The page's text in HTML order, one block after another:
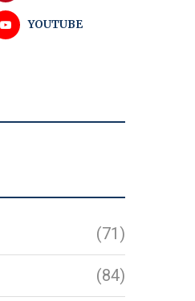
YOUTUBE
(71)
(84)